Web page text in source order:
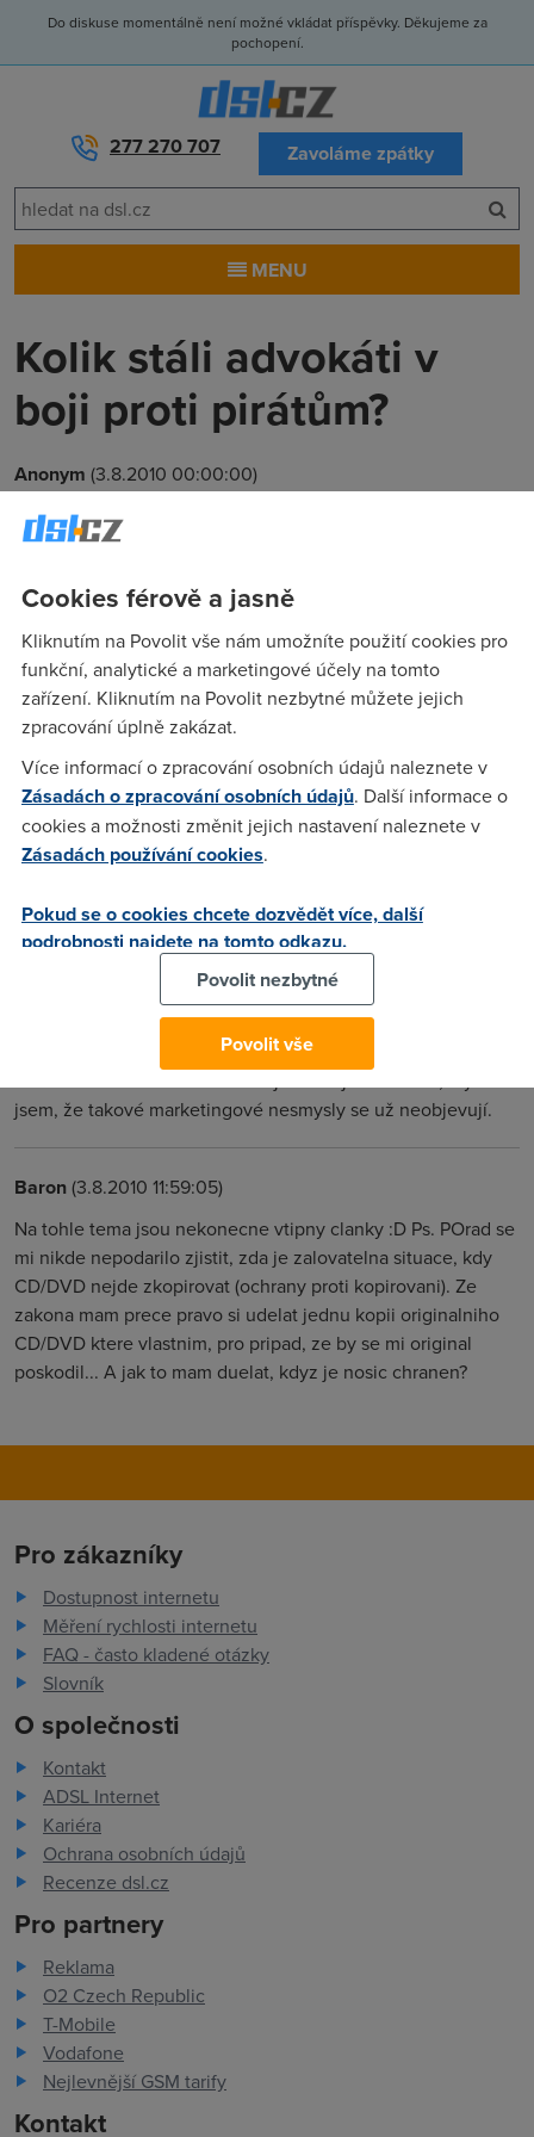
Do diskuse momentálně není možné vkládat příspěvky. Děkujeme za
pochopení.
277 270 707 Zavoláme zpátky
MENU
Kolik stáli advokáti v
boji proti pirátům?
Anonym (3.8.2010 00:00:00)
Ochránci autorských práv nemají snadný život. Piráti stojí
společnosti velké množství peněz, ale tyto škody nejsou
vedení soudů s jednotlivými piráty.
anywh(3.8.2010 07:03:19)
aby to nebylo jako s tím výrobcem automobilů, co si spočítal,
že soudní spory za nebezpečnou fičůru v autech, které
hromadně produkoval, se jim vyplatí, než fičůru opravit u
všech aut. každopádně být nižší ceny, zaplatím, přestože
legálně stahuju :-P
Martináč(3.8.2010 10:49:34)
Přesně tak, s chutí jsem si koupil za 99 korun DVD
sběratelské edice Pianista od Polanskiho a U konce s
dechem Luca Godarda, i když jsem tyto filmy už dávno
předtím stáhnul z torrentů. O kus dál jsem ovšem viděl dvd
jsem, že takové marketingové nesmysly se už neobjevují.
Baron(3.8.2010 11:59:05)
Na tohle tema jsou nekonecne vtipny clanky :D Ps. POrad se
mi nikde nepodarilo zjistit, zda je zalovatelna situace, kdy
CD/DVD nejde zkopirovat (ochrany proti kopirovani). Ze
zakona mam prece pravo si udelat jednu kopii originalniho
CD/DVD ktere vlastnim, pro pripad, ze by se mi original
poskodil... A jak to mam duelat, kdyz je nosic chranen?
Pro zákazníky
Dostupnost internetu
Měření rychlosti internetu
FAQ - často kladené otázky
Slovník
O společnosti
Kontakt
ADSL Internet
Kariéra
Ochrana osobních údajů
Recenze dsl.cz
Pro partnery
Reklama
O2 Czech Republic
T-Mobile
Vodafone
Nejlevnější GSM tarify
Kontakt
Cookies férově a jasně
Kliknutím na Povolit vše nám umožníte použití cookies pro
funkční, analytické a marketingové účely na tomto
zařízení. Kliknutím na Povolit nezbytné můžete jejich
zpracování úplně zakázat.
Více informací o zpracování osobních údajů naleznete v
Zásadách o zpracování osobních údajů. Další informace o
cookies a možnosti změnit jejich nastavení naleznete v
Zásadách používání cookies.
Pokud se o cookies chcete dozvědět více, další
podrobnosti najdete na tomto odkazu.
Povolit nezbytné
Povolit vše